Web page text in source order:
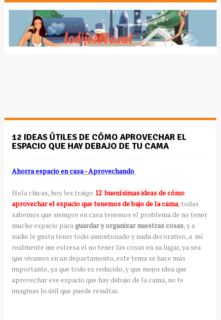
12 IDEAS ÚTILES DE CÓMO APROVECHAR EL
ESPACIO QUE HAY DEBAJO DE TU CAMA
Ahorra espacio en casa - Aprovechando
Hola chicas, hoy les traigo 12 buenísimas ideas de cómo
aprovechar el espacio que tenemos de bajo de la cama, todas
sabemos que siempre en casa tenemos el problema de no tener
mucho espacio para guardar y organizar nuestras cosas, y a
nadie le gusta tener todo amontonado y nada decorativo, a mí
realmente me estresa el no tener las cosas en su lugar, ya sea
que vivamos en un departamento, este tema se hace más
importante, ya que todo es reducido, y que mejor idea que
aprovechar ese espacio que hay debajo de la cama, no te
imaginas lo útil que puede resultar.